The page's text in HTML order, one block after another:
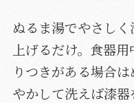
ぬるま湯でやさし
上げるだけ。食器
りつきがある場合
やかして洗えば漆器